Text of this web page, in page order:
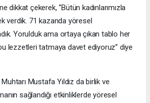
dikkat çekerek, “Bütün kadınlarımızla
verdik. 71 kazanda yöresel
Yorulduk ama ortaya çıkan tablo her
lezzetleri tatmaya davet ediyoruz” diye
Mustafa Yıldız da birlik ve
sağlandığı etkinliklerde yöresel